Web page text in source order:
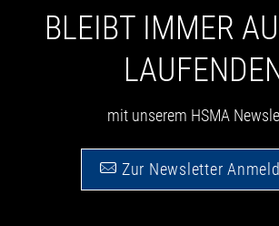
BLEIBT IMMER
mit unserem HSMA
Zur Newsletter